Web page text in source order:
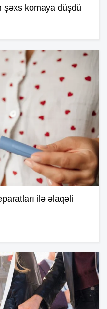
şəxs komaya düşdü
ilə əlaqəli